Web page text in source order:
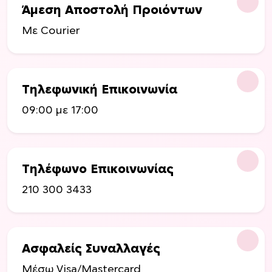
Άμεση Αποστολή Προιόντων
Με Courier
Τηλεφωνική Επικοινωνία
09:00 με 17:00
Τηλέφωνο Επικοινωνίας
210 300 3433
Ασφαλείς Συναλλαγές
Μέσω Visa/Mastercard